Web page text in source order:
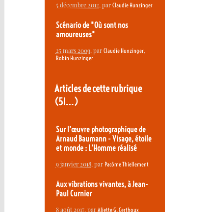
5 décembre 2012, par Claudie Hunzinger
Scénario de "Où sont nos
amoureuses"
25 mars 2009, par Claudie Hunzinger,
Robin Hunzinger
Articles de cette rubrique
(51…)
Sur l’œuvre photographique de
Arnaud Baumann - Visage, étoile
et monde : L’Homme réalisé
9 janvier 2018, par Pacôme Thiellement
Aux vibrations vivantes, à Jean-
Paul Curnier
8 août 2017, par Aliette G. Certhoux